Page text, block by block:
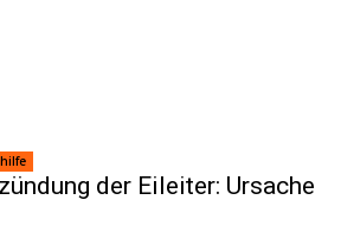
der Eileiter: Ursache